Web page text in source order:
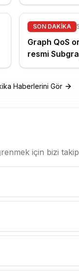
SON DAKİKA
Graph QoS
resmi
Haberlerini Gör
için bizi